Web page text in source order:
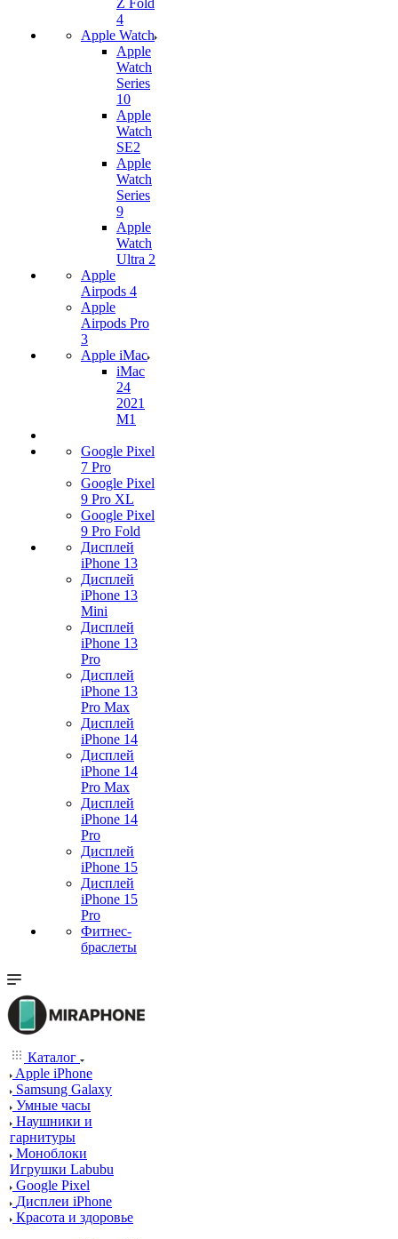
Z Fold
4
Apple Watch
Apple
Watch
Series
10
Apple
Watch
SE2
Apple
Watch
Series
9
Apple
Watch
Ultra 2
Apple
Airpods 4
Apple
Airpods Pro
3
Apple iMac
iMac
24
2021
M1
Google Pixel
7 Pro
Google Pixel
9 Pro XL
Google Pixel
9 Pro Fold
Дисплей
iPhone 13
Дисплей
iPhone 13
Mini
Дисплей
iPhone 13
Pro
Дисплей
iPhone 13
Pro Max
Дисплей
iPhone 14
Дисплей
iPhone 14
Pro Max
Дисплей
iPhone 14
Pro
Дисплей
iPhone 15
Дисплей
iPhone 15
Pro
Фитнес-
браслеты
Каталог
Apple iPhone
Samsung Galaxy
Умные часы
Наушники и
гарнитуры
Моноблоки
Игрушки Labubu
Google Pixel
Дисплеи iPhone
Красота и здоровье